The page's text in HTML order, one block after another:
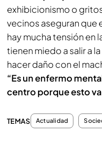
exhibicionismo o
vecinos aseguran que
hay mucha tensión en
tienen miedo a salir a
hacer daño con el
“Es un enfermo
centro porque esto va
TEMAS Actualidad